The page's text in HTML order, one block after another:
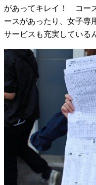
があってキレイ！ コー
ースがあったり、女子専
サービスも充実している